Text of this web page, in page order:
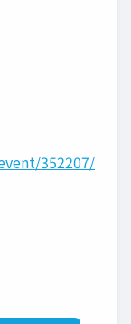
352207/